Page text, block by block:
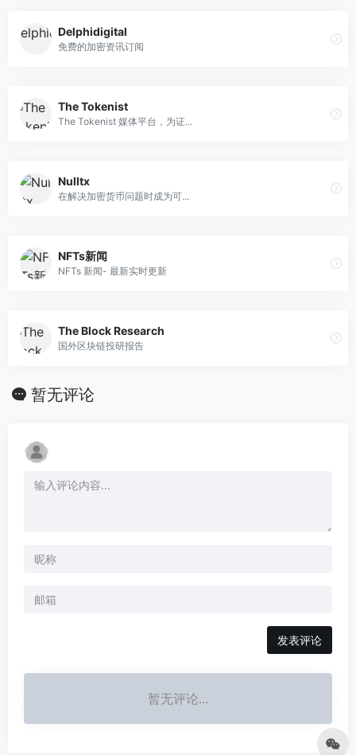
Delphidigital
免费的加密资讯订阅
The Tokenist
The Tokenist 媒体平台，为证...
Nulltx
在解决加密货币问题时成为可...
NFTs新闻
NFTs 新闻- 最新实时更新
The Block Research
国外区块链投研报告
暂无评论
发表评论
暂无评论...